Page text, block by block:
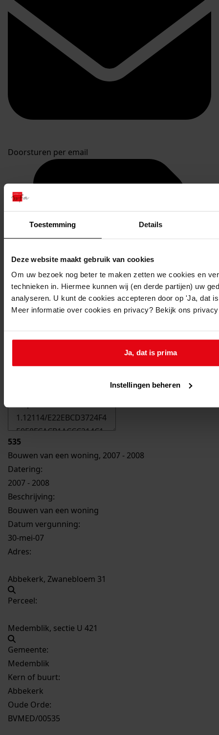
Toestemming Details
Deze website maakt gebruik van cookies
Om uw bezoek nog beter te maken zetten we cookies en
technieken in. Hiermee kunnen wij (en derde partijen) uw
analyseren. U kunt de cookies accepteren door op 'Ja, dat
Meer informatie over cookies en privacy? Bekijk ons
Ja, dat is prima
Instellingen beheren
Doorsturen per email
Printen
535
Bouwen van een woning, 2007 - 2008
Datering:
2007 - 2008
Beschrijving:
Bouwen van een woning
Datum vergunning:
30-mei-07
Adres:
Abbekerk, Zwanebloem 31
Perceel:
Medemblik, sectie U 421
Gemeente:
Medemblik
Kern of buurt:
Abbekerk
Oude Orde:
BVMED/00535